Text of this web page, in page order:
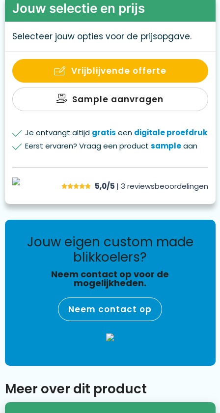
Jouw selectie en prijs
Selecteer jouw opties voor de prijsopgave.
Vrijblijvende offerte
Sample aanvragen
Je ontvangt altijd gratis een digitale proefdruk
Eerst ervaren? Vraag een product sampleaan
5,0/5 | 3 reviewsbeoordelingen
jouw eigen custom made
blikkoelers?
Neem contact op voor de
mogelijkheden.
Neem contact op
Meer over dit product